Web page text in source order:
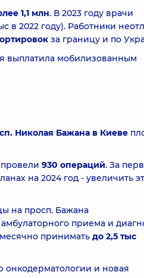
1,1 млн. В 2023 году врачи
в 2022 году). Работники
за границу и по
выплатила мобилизованным
Николая Бажана в Киеве
930 операций. За
на 2024 год - увеличить
на просп. Бажана
приема и
принимать до 2,5 тыс
онкодерматологии и новая